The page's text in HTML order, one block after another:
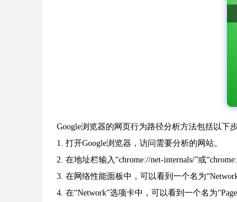
Google浏览器的网页行为路径分析方法包括以下步
1. 打开Google浏览器，访问需要分析的网站。
2. 在地址栏输入“chrome://net-internals/”或
3. 在网络性能面板中，可以看到一个名为
4. 在“Network”选项卡中，可以看到一个名为